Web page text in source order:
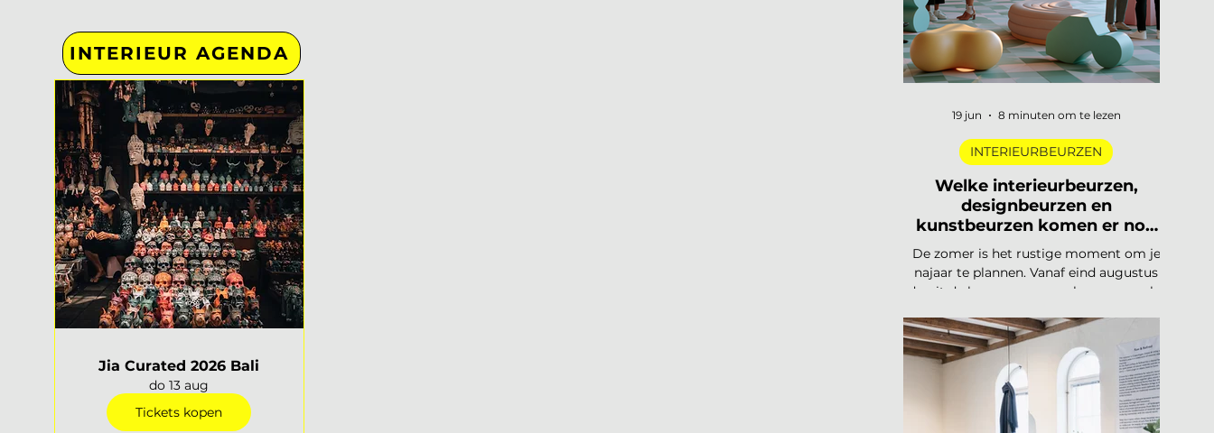
INTERIEUR AGENDA
Jia Curated 2026 Bali
do 13 aug
Tickets kopen
Vorig jaar u
Welke interieurbeurzen,
designbeurzen en
kunstbeurzen komen er nog
aan in 2026?
De zomer is het rustige moment om je
najaar te plannen. Vanaf eind augustus
draait de beurzencarrousel weer op volle
Belgische agenda die piekt in
september en november, en een
internationale kalender die loopt van
Helsinki tot Miami. Hieronder vind je alle
relevante interieurbeurzen,
designbeurzen en kunstbeurzen van
INTERIEURBEURZEN
19 jun 8 minuten om te lezen